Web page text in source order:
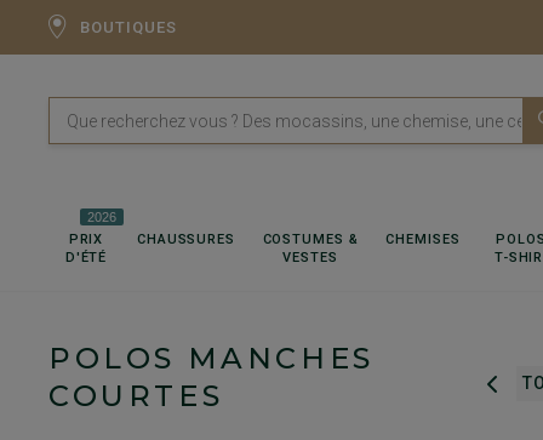
BOUTIQUES
PRIX
D'ÉTÉ
2026
CHAUSSURES
COSTUMES &
VESTES
CHEMISES
T-
POLOS MANCHES
COURTES
POLOS MANCHES LONGUES